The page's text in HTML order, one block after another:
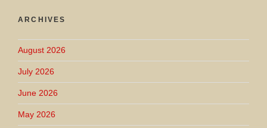
ARCHIVES
August 2026
July 2026
June 2026
May 2026